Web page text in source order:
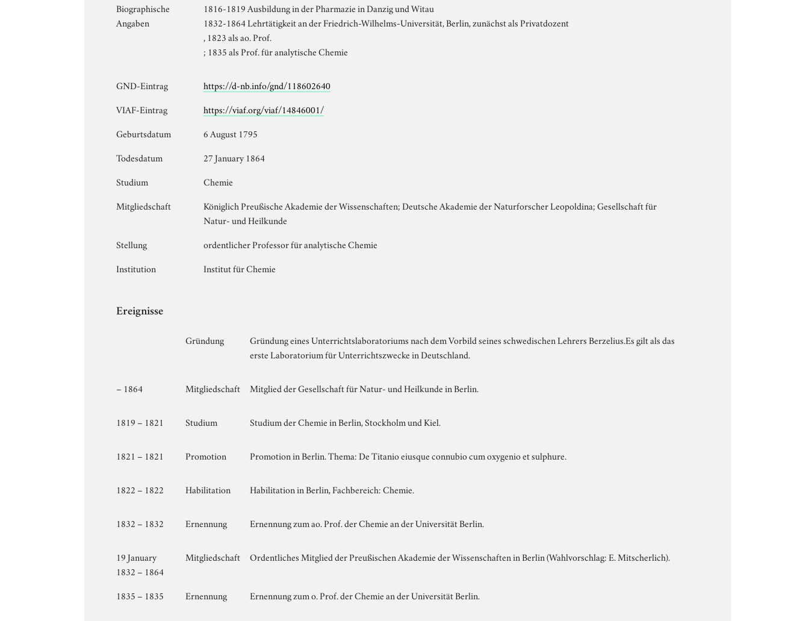
Biographische
Angaben
1816-1819 Ausbildung in der Pharmazie in Danzig und Witau
1832-1864 Lehrtätigkeit an der Friedrich-Wilhelms-Universität, Berlin, zunächst als Privatdozent
, 1823 als ao. Prof.
; 1835 als Prof. für analytische Chemie
GND-Eintrag
https://d-nb.info/gnd/118602640
VIAF-Eintrag
https://viaf.org/viaf/14846001/
Geburtsdatum
6 August 1795
Todesdatum
27 January 1864
Studium
Chemie
Mitgliedschaft
Königlich Preußische Akademie der Wissenschaften; Deutsche Akademie der Naturforscher Leopoldina; Gesellschaft für
Natur- und Heilkunde
Stellung
ordentlicher Professor für analytische Chemie
Institution
Institut für Chemie
Ereignisse
Gründung
Gründung eines Unterrichtslaboratoriums nach dem Vorbild seines schwedischen Lehrers Berzelius.Es gilt als das
erste Laboratorium für Unterrichtszwecke in Deutschland.
– 1864 Mitgliedschaft Mitglied der Gesellschaft für Natur- und Heilkunde in Berlin.
1819 – 1821 Studium Studium der Chemie in Berlin, Stockholm und Kiel.
1821 – 1821 Promotion Promotion in Berlin. Thema: De Titanio eiusque connubio cum oxygenio et sulphure.
1822 – 1822 Habilitation Habilitation in Berlin, Fachbereich: Chemie.
1832 – 1832 Ernennung Ernennung zum ao. Prof. der Chemie an der Universität Berlin.
19 January
1832 – 1864
Mitgliedschaft Ordentliches Mitglied der Preußischen Akademie der Wissenschaften in Berlin (Wahlvorschlag: E. Mitscherlich).
1835 – 1835 Ernennung Ernennung zum o. Prof. der Chemie an der Universität Berlin.